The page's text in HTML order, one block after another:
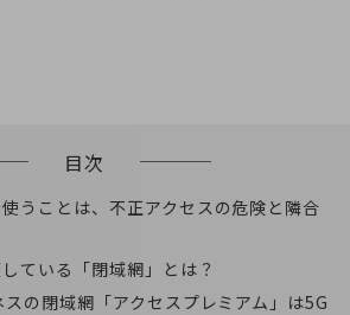
ー
目次
うことは、不正アクセスの危険と隣合
ている「閉域網」とは？
の閉域網「アクセスプレミアム」は5G